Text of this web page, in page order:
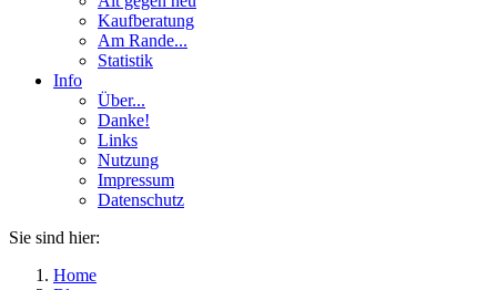
Kaufberatung
Am Rande...
Statistik
Info
Über...
Danke!
Links
Nutzung
Impressum
Datenschutz
Sie sind hier:
Home